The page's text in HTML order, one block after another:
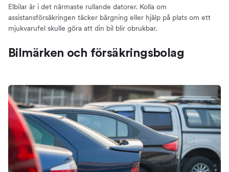
Elbilar är i det närmaste rullande datorer. Kolla om
assistansförsäkringen täcker bärgning eller hjälp på plats om ett
mjukvarufel skulle göra att din bil blir obrukbar.
Bilmärken och försäkringsbolag